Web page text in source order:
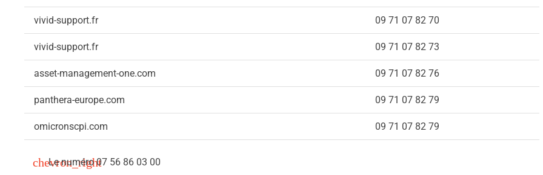
vivid-support.fr 09 71 07 82 70
vivid-support.fr 09 71 07 82 73
asset-management-one.com 09 71 07 82 76
panthera-europe.com 09 71 07 82 79
omicronscpi.com 09 71 07 82 79
Le numéro07 56 86 03 00